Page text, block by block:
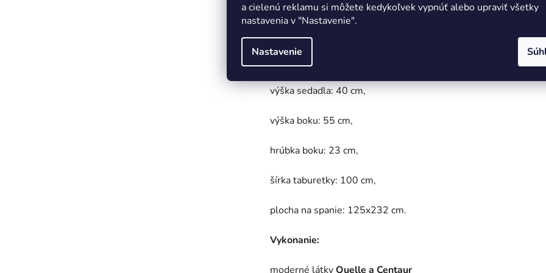
a cielenú reklamu si môžete kedykoľvek vypnúť alebo upraviť všetky
nastavenia v "Nastavenie".
Nastavenie
celková výška: 79 cm,
výška sedadla: 40 cm,
výška boku: 55 cm,
hrúbka boku: 23 cm,
šírka taburetky: 100 cm,
plocha na spanie: 125x232 cm.
Vykonanie:
moderné látkyQuelle a Centaur